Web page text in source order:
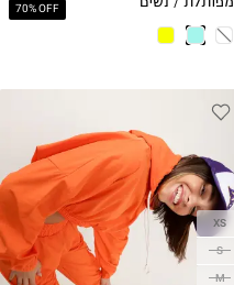
70% OFF
XS
S
M